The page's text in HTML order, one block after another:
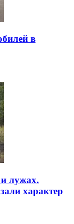
в
лужах.
характер